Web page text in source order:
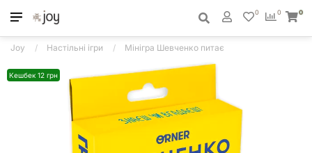
0
0 0
Joy Настільні ігри Мінігра Шевченко питає
Кешбек 12 грн